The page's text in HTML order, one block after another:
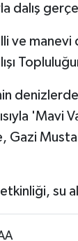
dalış
ve manevi
Gazi
su